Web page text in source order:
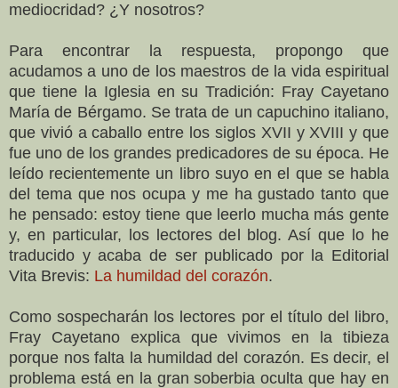
mediocridad? ¿Y nosotros?
Para encontrar la respuesta, propongo que
acudamos a uno de los maestros de la vida espiritual
que tiene la Iglesia en su Tradición: Fray Cayetano
María de Bérgamo. Se trata de un capuchino italiano,
que vivió a caballo entre los siglos XVII y XVIII y que
fue uno de los grandes predicadores de su época. He
leído recientemente un libro suyo en el que se habla
del tema que nos ocupa y me ha gustado tanto que
he pensado: estoy tiene que leerlo mucha más gente
y, en particular, los lectores del blog. Así que lo he
traducido y acaba de ser publicado por la Editorial
Vita Brevis: La humildad del corazón.
Como sospecharán los lectores por el título del libro,
Fray Cayetano explica que vivimos en la tibieza
porque nos falta la humildad del corazón. Es decir, el
problema está en la gran soberbia oculta que hay en